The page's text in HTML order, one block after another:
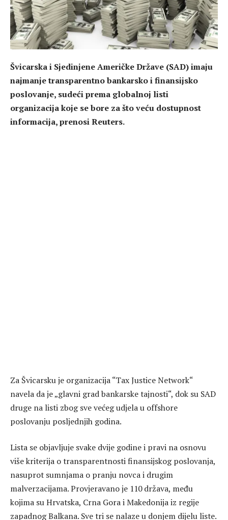
Švicarska i Sjedinjene Američke Države (SAD) imaju
najmanje transparentno bankarsko i finansijsko
poslovanje, sudeći prema globalnoj listi
organizacija koje se bore za što veću dostupnost
informacija, prenosi Reuters.
Za Švicarsku je organizacija “Tax Justice Network“
navela da je „glavni grad bankarske tajnosti“, dok su SAD
druge na listi zbog sve većeg udjela u offshore
poslovanju posljednjih godina.
Lista se objavljuje svake dvije godine i pravi na osnovu
više kriterija o transparentnosti finansijskog poslovanja,
nasuprot sumnjama o pranju novca i drugim
malverzacijama. Provjeravano je 110 država, među
kojima su Hrvatska, Crna Gora i Makedonija iz regije
zapadnog Balkana. Sve tri se nalaze u donjem dijelu liste.